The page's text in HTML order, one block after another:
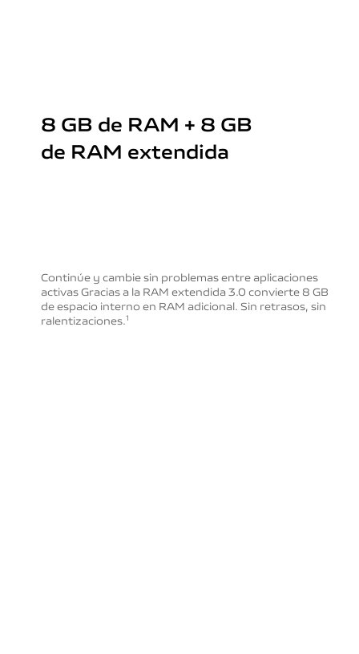
8 GB de RAM + 8 GB
de RAM extendida
Continúe y cambie sin problemas entre aplicaciones
activasGracias a la RAM extendida 3.0 convierte 8 GB
de espacio internoen RAM adicional. Sin retrasos, sin
ralentizaciones.1